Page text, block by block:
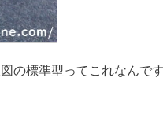
の標準型ってこれなんです